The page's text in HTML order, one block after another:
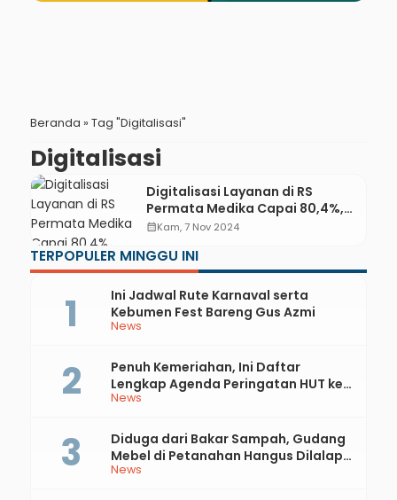
Beranda » Tag "Digitalisasi"
Digitalisasi
Digitalisasi Layanan di RS
Permata Medika Capai 80,4%,
Dirjampelkes Apresiasi Positif
calendar_monthKam, 7 Nov 2024
TERPOPULER MINGGU INI
News
Ini Jadwal Rute Karnaval serta
Kebumen Fest Bareng Gus Azmi
News
Penuh Kemeriahan, Ini Daftar
Lengkap Agenda Peringatan HUT ke-
81 RI dan Hari Jadi ke-397 Kabupaten
News
Diduga dari Bakar Sampah, Gudang
Mebel di Petanahan Hangus Dilalap
Api